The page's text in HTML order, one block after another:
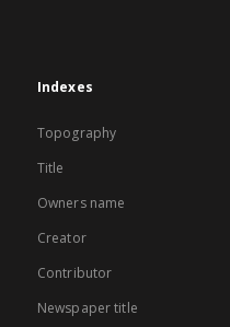
Indexes
Topography
Title
Owners name
Creator
Contributor
Newspaper title